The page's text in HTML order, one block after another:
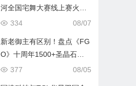
河全国宅舞大赛线上赛火热
进行中
08/07
334
新老御主有区别！盘点《FG
O》十周年1500+圣晶石福
利全部获取方式
08/05
377